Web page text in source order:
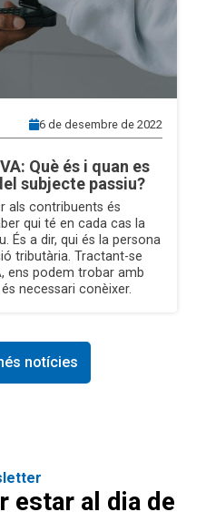
6 de desembre de 2022
Què és i quan es
subjecte passiu?
als contribuents és
qui té en cada cas la
És a dir, qui és la persona
tributària. Tractant-se
ens podem trobar amb
necessari conèixer.
notícies
estar al dia de